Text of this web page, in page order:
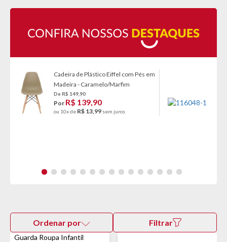
Cadeira de Plástico Eiffel com Pés em
Madeira - Caramelo/Marfim
De R$ 149,90
Por R$ 139,90
ou 10x de R$ 13,99sem juros
Ordenar por Filtrar
Guarda Roupa Infantil